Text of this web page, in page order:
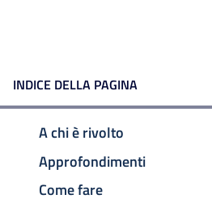
INDICE DELLA PAGINA
A chi è rivolto
Approfondimenti
Come fare